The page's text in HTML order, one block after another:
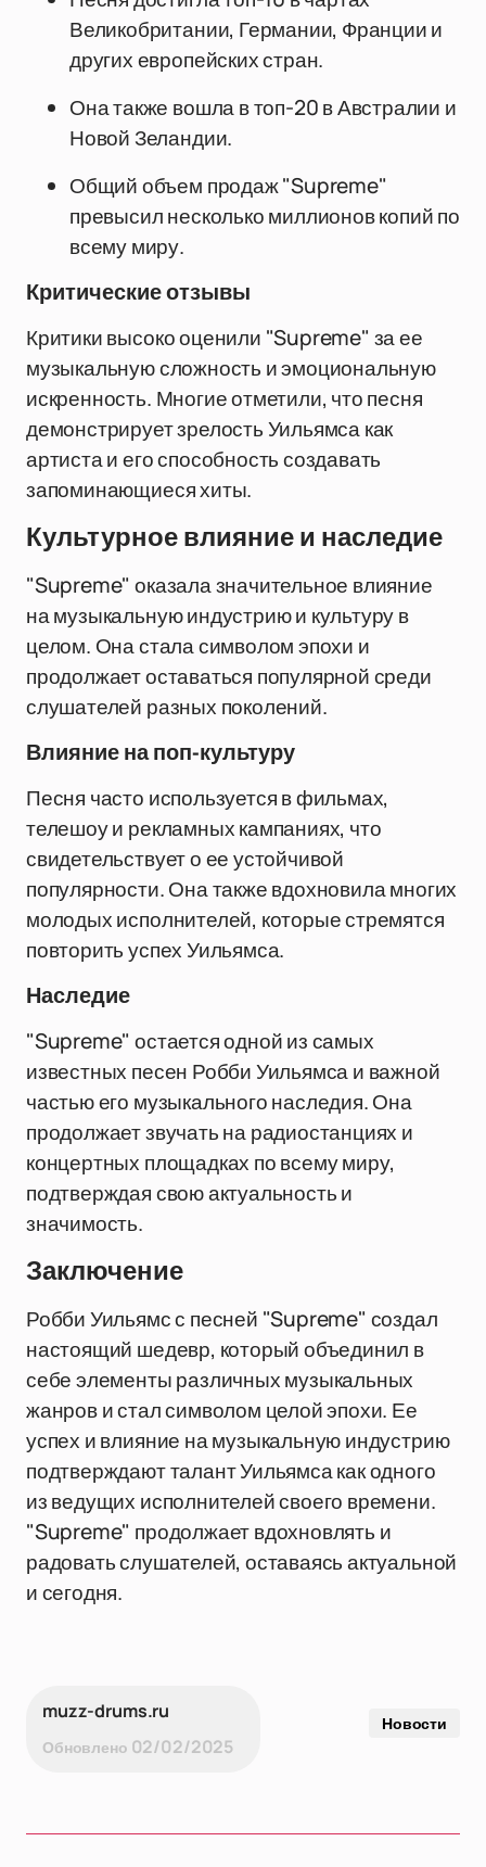
Великобритании, Германии, Франции и
других европейских стран.
Она также вошла в топ-20 в Австралии и
Новой Зеландии.
Общий объем продаж "Supreme"
превысил несколько миллионов копий по
всему миру.
Критические отзывы
Критики высоко оценили "Supreme" за ее
музыкальную сложность и эмоциональную
искренность. Многие отметили, что песня
демонстрирует зрелость Уильямса как
артиста и его способность создавать
запоминающиеся хиты.
Культурное влияние и наследие
"Supreme" оказала значительное влияние
на музыкальную индустрию и культуру в
целом. Она стала символом эпохи и
продолжает оставаться популярной среди
слушателей разных поколений.
Влияние на поп-культуру
Песня часто используется в фильмах,
телешоу и рекламных кампаниях, что
свидетельствует о ее устойчивой
популярности. Она также вдохновила многих
молодых исполнителей, которые стремятся
повторить успех Уильямса.
Наследие
"Supreme" остается одной из самых
известных песен Робби Уильямса и важной
частью его музыкального наследия. Она
продолжает звучать на радиостанциях и
концертных площадках по всему миру,
подтверждая свою актуальность и
значимость.
Заключение
Робби Уильямс с песней "Supreme" создал
настоящий шедевр, который объединил в
себе элементы различных музыкальных
жанров и стал символом целой эпохи. Ее
успех и влияние на музыкальную индустрию
подтверждают талант Уильямса как одного
из ведущих исполнителей своего времени.
"Supreme" продолжает вдохновлять и
радовать слушателей, оставаясь актуальной
и сегодня.
muzz-drums.ru
Обновлено 02/02/2025
Новости